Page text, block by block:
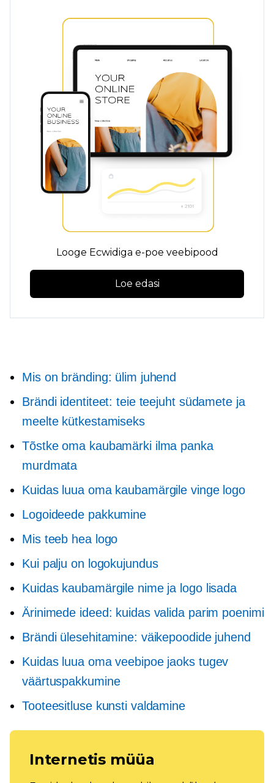
Looge Ecwidiga e-poe veebipood
Loe edasi
Mis on bränding: ülim juhend
Brändi identiteet: teie teejuht südamete ja
meelte kütkestamiseks
Tõstke oma kaubamärki ilma panka
murdmata
Kuidas luua oma kaubamärgile vinge logo
Logoideede pakkumine
Mis teeb hea logo
Kui palju on logokujundus
Kuidas kaubamärgile nime ja logo lisada
Ärinimede ideed: kuidas valida parim poenimi
Brändi ülesehitamine: väikepoodide juhend
Kuidas luua oma veebipoe jaoks tugev
väärtuspakkumine
Tooteesitluse kunsti valdamine
Internetis müüa